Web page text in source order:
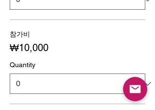
참가비
₩10,000
Quantity